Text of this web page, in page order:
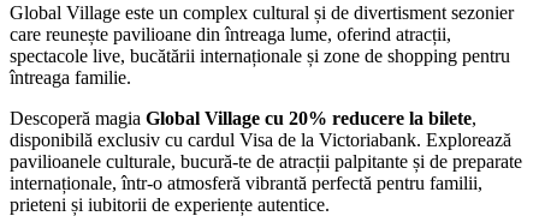
Global Village este un complex cultural și de divertisment sezonier
care reunește pavilioane din întreaga lume, oferind atracții,
spectacole live, bucătării internaționale și zone de shopping pentru
întreaga familie.
Descoperă magia Global Village cu 20% reducere la bilete,
disponibilă exclusiv cu cardul Visa de la Victoriabank. Explorează
pavilioanele culturale, bucură-te de atracții palpitante și de preparate
internaționale, într-o atmosferă vibrantă perfectă pentru familii,
prieteni și iubitorii de experiențe autentice.